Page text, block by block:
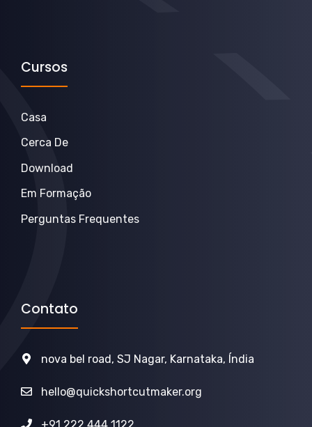
Cursos
Casa
Cerca De
Download
Em Formação
Perguntas Frequentes
Contato
nova bel road, SJ Nagar, Karnataka, Índia
hello@quickshortcutmaker.org